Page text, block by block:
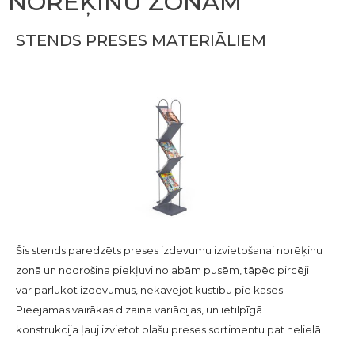
STENDS PRESES MATERIĀLIEM
Šis stends paredzēts preses izdevumu izvietošanai norēķinu
zonā un nodrošina piekļuvi no abām pusēm, tāpēc pircēji
var pārlūkot izdevumus, nekavējot kustību pie kases.
Pieejamas vairākas dizaina variācijas, un ietilpīgā
konstrukcija ļauj izvietot plašu preses sortimentu pat nelielā